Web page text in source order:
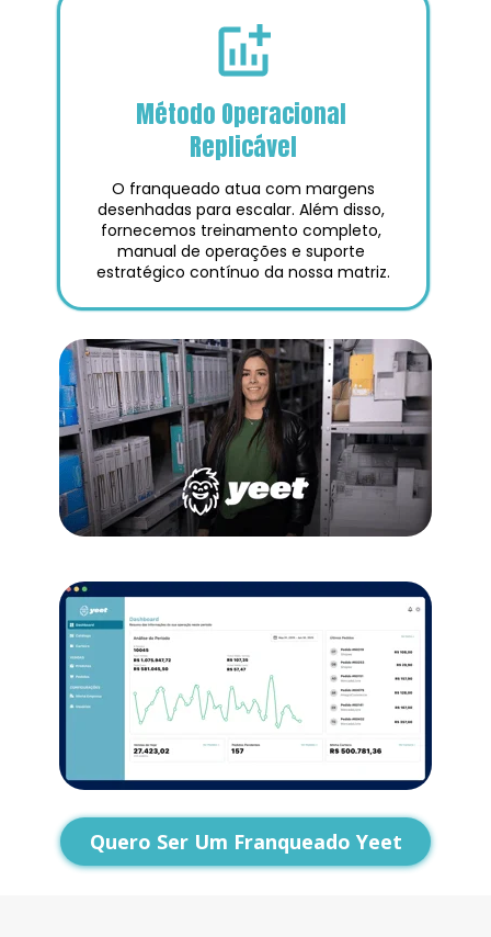
Método Operacional
Replicável
desenhadas para escalar. Além disso,
fornecemos treinamento completo,
manual de operações e suporte
estratégico contínuo da nossa matriz.
Quero Ser Um Franqueado Yeet